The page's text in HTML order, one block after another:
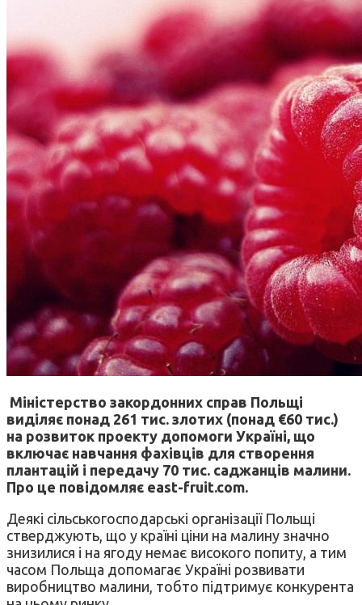
Міністерство закордонних справ Польщі
виділяє понад 261 тис. злотих (понад €60 тис.)
на розвиток проекту допомоги Україні, що
включає навчання фахівців для створення
плантацій і передачу 70 тис. саджанців малини.
Про це повідомляє east-fruit.com.
Деякі сільськогосподарські організації Польщі
стверджують, що у країні ціни на малину значно
знизилися і на ягоду немає високого попиту, а тим
часом Польща допомагає Україні розвивати
виробництво малини, тобто підтримує конкурента